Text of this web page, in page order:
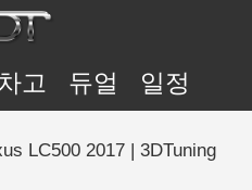
고 듀얼 일정
LC500 2017 | 3DTuning